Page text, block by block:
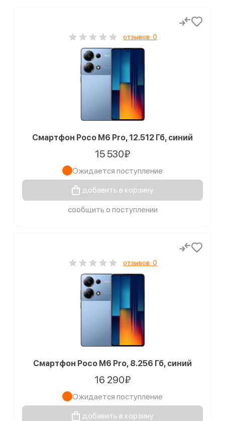
отзывов: 0
Смартфон Poco M6 Pro, 12.512 Гб, синий
15 530₽
Ожидается поступление
добавить в корзину
сообщить о поступлении
отзывов: 0
Смартфон Poco M6 Pro, 8.256 Гб, синий
16 290₽
Ожидается поступление
добавить в корзину